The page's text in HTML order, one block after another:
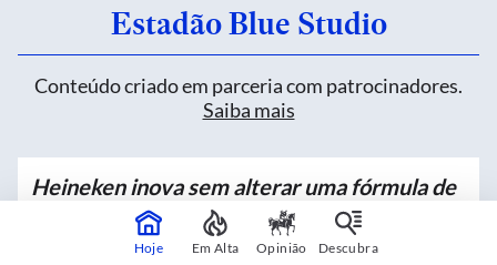
Estadão Blue Studio
Conteúdo criado em parceria com patrocinadores.
Saiba mais
Heineken inova sem alterar uma fórmula de
mais de 150 anos
Hoje Em Alta Opinião Descubra